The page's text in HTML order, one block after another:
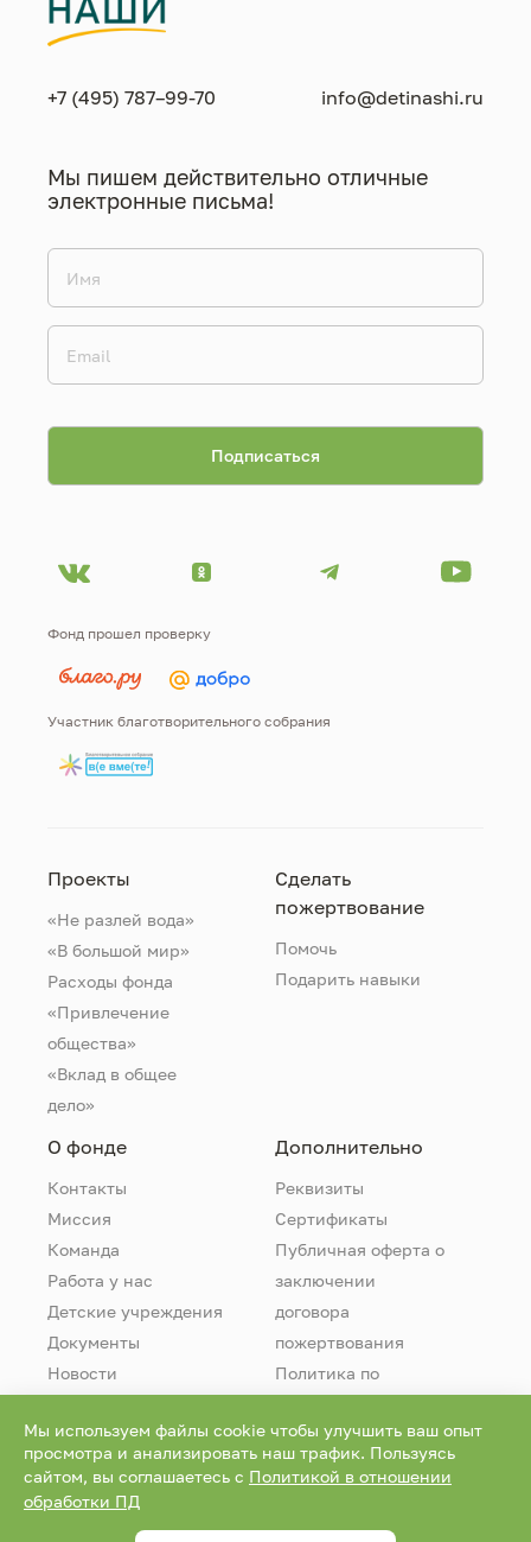
+7 (495) 787–99-70 info@detinashi.ru
Мы пишем действительно отличные
электронные письма!
Фонд прошел проверку
Участник благотворительного собрания
Проекты
«Не разлей вода»
«В большой мир»
Расходы фонда
«Привлечение
общества»
«Вклад в общее
дело»
Сделать
пожертвование
Помочь
Подарить навыки
О фонде
Контакты
Миссия
Команда
Работа у нас
Детские учреждения
Документы
Новости
Дополнительно
Реквизиты
Сертификаты
Публичная оферта о
заключении
договора
пожертвования
Политика по
персональных
данных
Мы используем файлы cookie чтобы улучшить ваш опыт
просмотра и анализировать наш трафик. Пользуясь
сайтом, вы соглашаетесь с Политикой в отношении
обработки ПД